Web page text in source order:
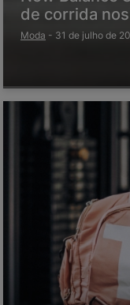
de corrida
Moda - 31 de julho de